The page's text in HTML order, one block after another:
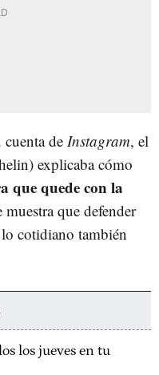
de Instagram, el
explicaba cómo
que quede con la
que defender
cotidiano también
los jueves en tu